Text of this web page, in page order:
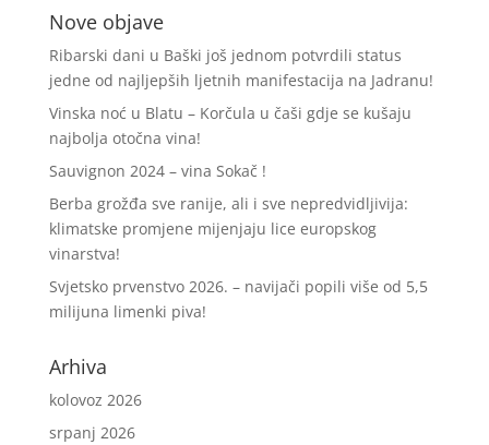
Nove objave
Ribarski dani u Baški još jednom potvrdili status
jedne od najljepših ljetnih manifestacija na Jadranu!
Vinska noć u Blatu – Korčula u čaši gdje se kušaju
najbolja otočna vina!
Sauvignon 2024 – vina Sokač !
Berba grožđa sve ranije, ali i sve nepredvidljivija:
klimatske promjene mijenjaju lice europskog
vinarstva!
Svjetsko prvenstvo 2026. – navijači popili više od 5,5
milijuna limenki piva!
Arhiva
kolovoz 2026
srpanj 2026